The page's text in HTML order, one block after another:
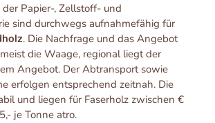
Papier-, Zellstoff- und
sind durchwegs aufnahmefähig für
. Die Nachfrage und das Angebot
die Waage, regional liegt der
Angebot. Der Abtransport sowie
erfolgen entsprechend zeitnah. Die
und liegen für Faserholz zwischen €
je Tonne atro.